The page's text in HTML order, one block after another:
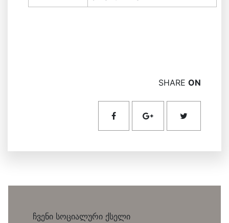
SHARE ON
ჩვენი სოციალური ქსელი